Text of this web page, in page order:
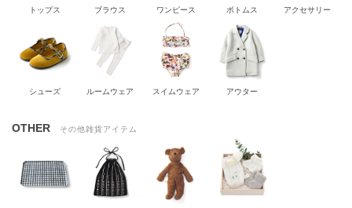
トップス ブラウス ワンピース ボトムス アクセサリー
シューズ ルームウェア スイムウェア アウター
OTHER その他雑貨アイテム